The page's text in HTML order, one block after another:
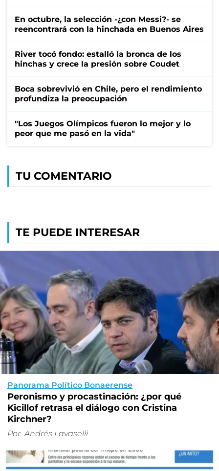
En octubre, la selección -¿con Messi?- se
reencontrará con la hinchada en Buenos Aires
River tocó fondo: estalló la bronca de los
hinchas y crece la presión sobre Coudet
Boca sobrevivió en Chile, pero el rendimiento
profundiza la preocupación
"Los Juegos Olímpicos fueron lo mejor y lo
peor que me pasó en la vida"
TU COMENTARIO
TE PUEDE INTERESAR
Panorama Político Bonaerense
Peronismo y procastinación: ¿por qué
Kicillof retrasa el diálogo con Cristina
Kirchner?
Por Andrés Lavaselli